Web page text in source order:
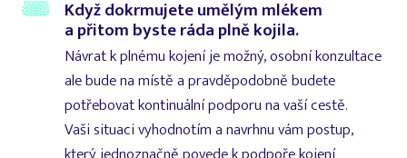
Když dokrmujete umělým mlékem
a přitom byste ráda plně kojila.
Návrat k plnému kojení je možný, osobní konzultace
ale bude na místě a pravděpodobně budete
potřebovat kontinuální podporu na vaší cestě.
Vaši situaci vyhodnotím a navrhnu vám postup,